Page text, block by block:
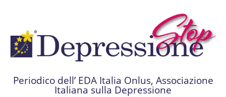
Periodico dell’ EDA Italia Onlus, Associazione
Italiana sulla Depressione